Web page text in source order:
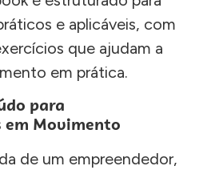
e aplicáveis, com
que ajudam a
em prática.
para
em Movimento
de um empreendedor,